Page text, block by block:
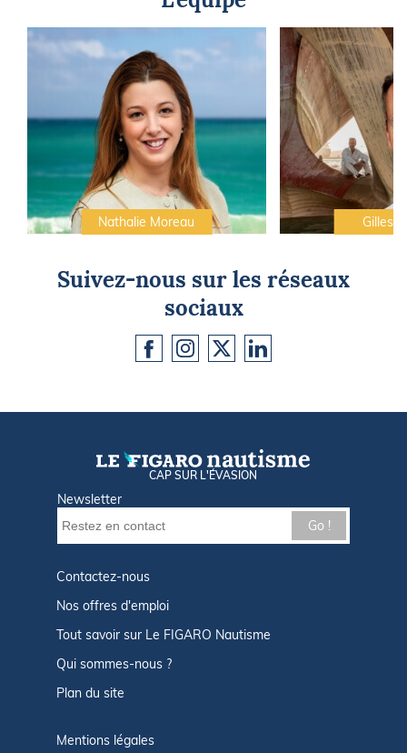
Nathalie Moreau Gilles
Suivez-nous sur les réseaux
sociaux
CAP SUR L'ÉVASION
Newsletter
Go !
Contactez-nous
Nos offres d'emploi
Tout savoir sur Le FIGARO Nautisme
Qui sommes-nous ?
Plan du site
Mentions légales